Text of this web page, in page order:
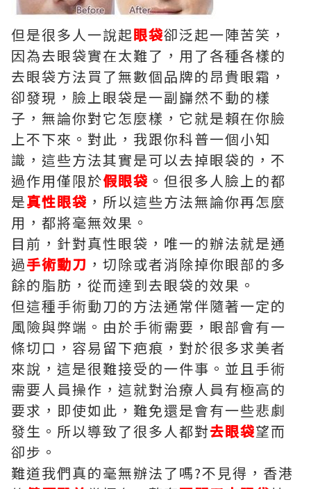
但是很多人一說起眼袋卻泛起一陣苦笑，
因為去眼袋實在太難了，用了各種各樣的
去眼袋方法買了無數個品牌的昂貴眼霜，
卻發現，臉上眼袋是一副巋然不動的樣
子，無論你對它怎麼樣，它就是賴在你臉
上不下來。對此，我跟你科普一個小知
識，這些方法其實是可以去掉眼袋的，不
過作用僅限於假眼袋 。但很多人臉上的都
是真性眼袋 ，所以這些方法無論你再怎麼
用，都將毫無效果。
目前，針對真性眼袋，唯一的辦法就是通
過手術動刀 ，切除或者消除掉你眼部的多
餘的脂肪，從而達到去眼袋的效果。
但這種手術動刀的方法通常伴隨著一定的
風險與弊端。由於手術需要，眼部會有一
條切口，容易留下疤痕，對於很多求美者
來說，這是很難接受的一件事。並且手術
需要人員操作，這就對治療人員有極高的
要求，即使如此，難免還是會有一些悲劇
發生。所以導致了很多人都對去眼袋望而
卻步。
難道我們真的毫無辦法了嗎?不見得，香港